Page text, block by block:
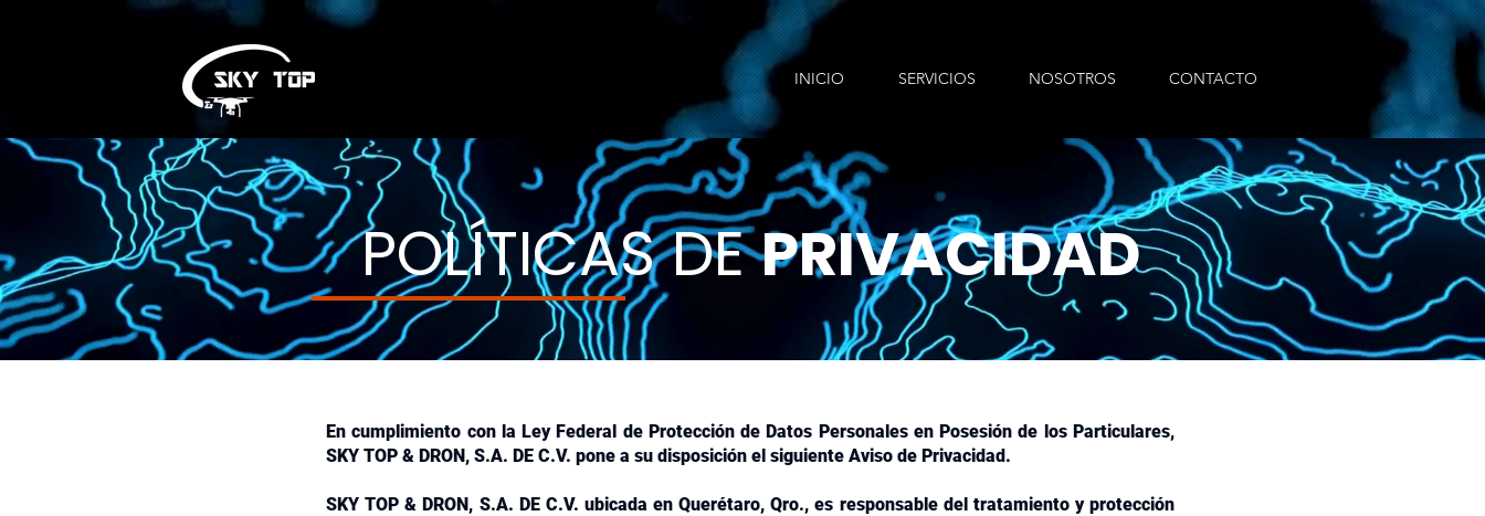
INICIO SERVICIOS NOSOTROS CONTACTO
POLÍTICAS DEPRIVACIDAD
En cumplimiento con la Ley Federal de Protección de Datos Personales en Posesión de los Particulares,
SKY TOP & DRON, S.A. DE C.V. pone a su disposición el siguiente Aviso de Privacidad.
SKY TOP & DRON, S.A. DE C.V. ubicada en Querétaro, Qro., es responsable del tratamiento y protección